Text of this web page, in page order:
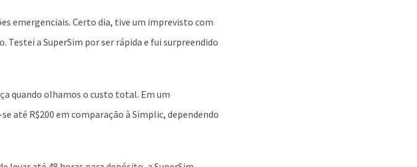
emergenciais. Certo dia, tive um imprevisto com
a SuperSim por ser rápida e fui surpreendido
quando olhamos o custo total. Em um
até R$200 em comparação à Simplic, dependendo